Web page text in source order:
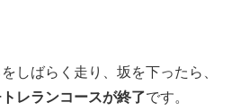
しばらく走り、坂を下ったら、
レランコースが終了です。